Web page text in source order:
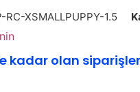
RC-XSMALLPUPPY-1.5
kadar olan